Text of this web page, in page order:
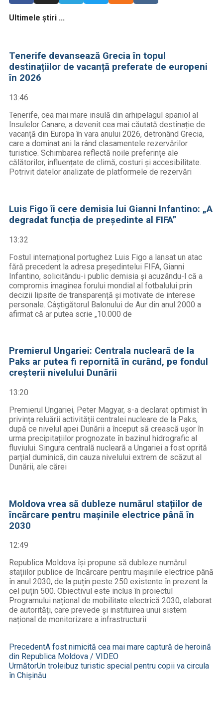
Ultimele știri ...
Tenerife devansează Grecia în topul
destinațiilor de vacanță preferate de europeni
în 2026
13:46
Tenerife, cea mai mare insulă din arhipelagul spaniol al
Insulelor Canare, a devenit cea mai căutată destinație de
vacanță din Europa în vara anului 2026, detronând Grecia,
care a dominat ani la rând clasamentele rezervărilor
turistice. Schimbarea reflectă noile preferințe ale
călătorilor, influențate de climă, costuri și accesibilitate.
Potrivit datelor analizate de platformele de rezervări
Luis Figo îi cere demisia lui Gianni Infantino: „A
degradat funcția de președinte al FIFA”
13:32
Fostul internațional portughez Luis Figo a lansat un atac
fără precedent la adresa președintelui FIFA, Gianni
Infantino, solicitându-i public demisia și acuzându-l că a
compromis imaginea forului mondial al fotbalului prin
decizii lipsite de transparență și motivate de interese
personale. Câștigătorul Balonului de Aur din anul 2000 a
afirmat că ar putea scrie „10.000 de
Premierul Ungariei: Centrala nucleară de la
Paks ar putea fi repornită în curând, pe fondul
creșterii nivelului Dunării
13:20
Premierul Ungariei, Peter Magyar, s-a declarat optimist în
privința reluării activității centralei nucleare de la Paks,
după ce nivelul apei Dunării a început să crească ușor în
urma precipitațiilor prognozate în bazinul hidrografic al
fluviului. Singura centrală nucleară a Ungariei a fost oprită
parțial duminică, din cauza nivelului extrem de scăzut al
Dunării, ale cărei
Moldova vrea să dubleze numărul stațiilor de
încărcare pentru mașinile electrice până în
2030
12:49
Republica Moldova își propune să dubleze numărul
stațiilor publice de încărcare pentru mașinile electrice până
în anul 2030, de la puțin peste 250 existente în prezent la
cel puțin 500. Obiectivul este inclus în proiectul
Programului național de mobilitate electrică 2030, elaborat
de autorități, care prevede și instituirea unui sistem
național de monitorizare a infrastructurii
PrecedentA fost nimicită cea mai mare captură de heroină
din Republica Moldova / VIDEO
UrmătorUn troleibuz turistic special pentru copii va circula
în Chișinău